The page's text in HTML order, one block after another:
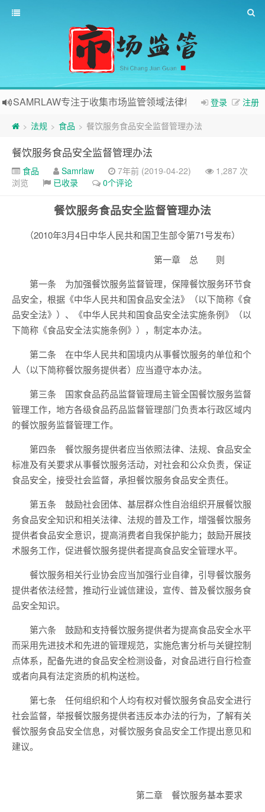
登录 注册
SAMRLAW专注于收集市场监管领域法律相关内容
> 法规 > 食品 > 餐饮服务食品安全监督管理办法
餐饮服务食品安全监督管理办法
食品 Samrlaw 7年前 (2019-04-22)
1,287 次
浏览
已收录 0个评论
餐饮服务食品安全监督管理办法
（2010年3月4日中华人民共和国卫生部令第71号发布）
第一章 总 则
第一条 为加强餐饮服务监督管理，保障餐饮服务环节食
品安全，根据《中华人民共和国食品安全法》（以下简称《食
品安全法》）、《中华人民共和国食品安全法实施条例》（以
下简称《食品安全法实施条例》），制定本办法。
第二条 在中华人民共和国境内从事餐饮服务的单位和个
人（以下简称餐饮服务提供者）应当遵守本办法。
第三条 国家食品药品监督管理局主管全国餐饮服务监督
管理工作，地方各级食品药品监督管理部门负责本行政区域内
的餐饮服务监督管理工作。
第四条 餐饮服务提供者应当依照法律、法规、食品安全
标准及有关要求从事餐饮服务活动，对社会和公众负责，保证
食品安全，接受社会监督，承担餐饮服务食品安全责任。
第五条 鼓励社会团体、基层群众性自治组织开展餐饮服
务食品安全知识和相关法律、法规的普及工作，增强餐饮服务
提供者食品安全意识，提高消费者自我保护能力；鼓励开展技
术服务工作，促进餐饮服务提供者提高食品安全管理水平。
餐饮服务相关行业协会应当加强行业自律，引导餐饮服务
提供者依法经营，推动行业诚信建设，宣传、普及餐饮服务食
品安全知识。
第六条 鼓励和支持餐饮服务提供者为提高食品安全水平
而采用先进技术和先进的管理规范，实施危害分析与关键控制
点体系，配备先进的食品安全检测设备，对食品进行自行检查
或者向具有法定资质的机构送检。
第七条 任何组织和个人均有权对餐饮服务食品安全进行
社会监督，举报餐饮服务提供者违反本办法的行为，了解有关
餐饮服务食品安全信息，对餐饮服务食品安全工作提出意见和
建议。
第二章 餐饮服务基本要求